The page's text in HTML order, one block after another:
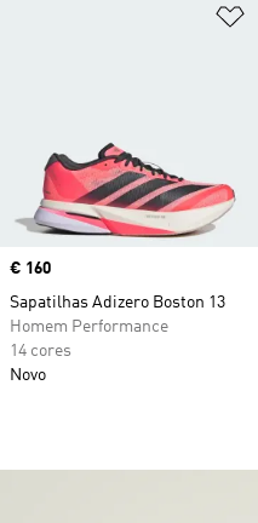
Price
€ 160
Sapatilhas Adizero Boston 13
Homem Performance
14 cores
Novo